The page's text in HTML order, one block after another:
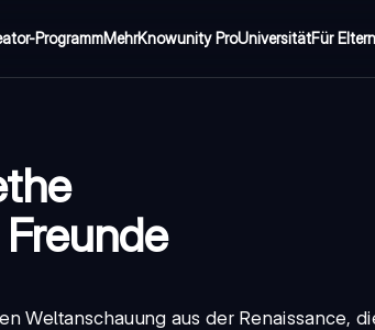
ProgrammMehrKnowunity ProUniversitätFür Eltern
Weltanschauung aus der Renaissance,